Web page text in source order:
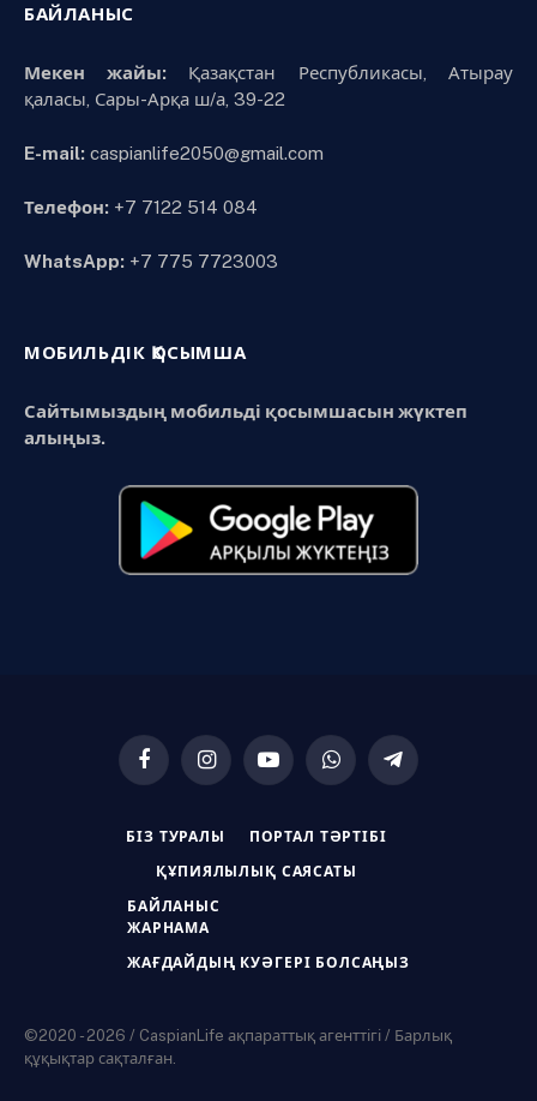
БАЙЛАНЫС
Мекен жайы:Қазақстан Республикасы, Атырау
қаласы, Сары-Арқа ш/а, 39-22
E-mail: caspianlife2050@gmail.com
Телефон: +7 7122 514 084
WhatsApp: +7 775 7723003
МОБИЛЬДІК ҚОСЫМША
Сайтымыздың мобильді қосымшасын жүктеп
алыңыз.
FacebookInstagramYouTubeWhatsAppTelegram
БІЗ ТУРАЛЫ ПОРТАЛ ТӘРТІБІ
ҚҰПИЯЛЫЛЫҚ САЯСАТЫ
БАЙЛАНЫС
ЖАРНАМА
ЖАҒДАЙДЫҢ КУӘГЕРІ БОЛСАҢЫЗ
©2020 - 2026 / CaspianLife ақпараттық агенттігі / Барлық
құқықтар сақталған.